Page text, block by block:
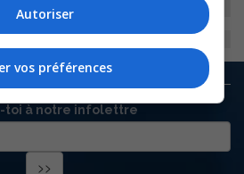
toi à notre infolettre
Autoriser
vos préférences